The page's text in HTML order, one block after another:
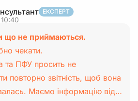
ЕКСПЕРТ
що не приймаються.
чекати.
та ПФУ просить не
повторно звітність, щоб вона
Маємо інформацію від…